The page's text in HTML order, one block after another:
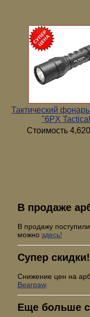
Тактический
"6PX
Стоимость
В продаже
В продажу
можно здесь!
Супер скидки!
Снижение цен на
Bearpaw.
Еще больше